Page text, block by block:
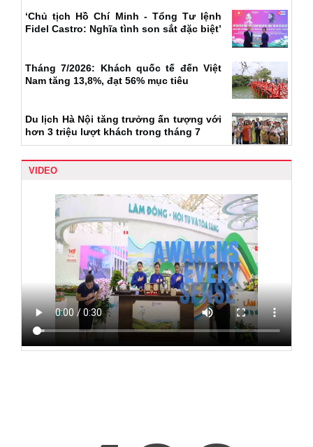
‘Chủ tịch Hồ Chí Minh - Tổng Tư lệnh
Fidel Castro: Nghĩa tình son sắt đặc biệt’
Tháng 7/2026: Khách quốc tế đến Việt
Nam tăng 13,8%, đạt 56% mục tiêu
Du lịch Hà Nội tăng trưởng ấn tượng với
hơn 3 triệu lượt khách trong tháng 7
VIDEO